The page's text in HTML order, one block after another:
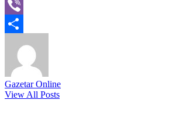
X
Viber
Gazetar Online
View All Posts